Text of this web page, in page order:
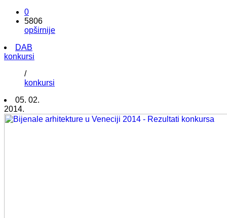
0
5806
opširnije
DAB
konkursi
/
konkursi
05. 02.
2014.